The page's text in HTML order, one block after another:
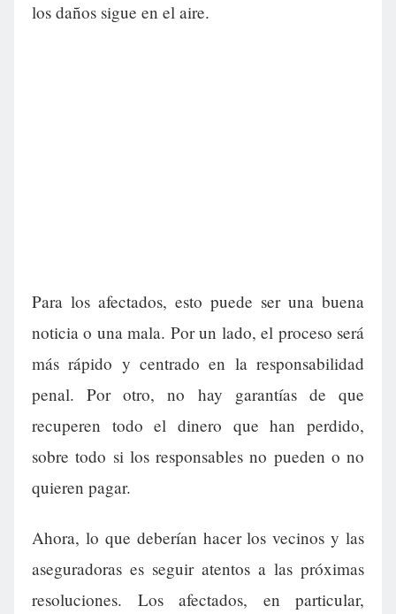
los daños sigue en el aire.
Para los afectados, esto puede ser una buena
noticia o una mala. Por un lado, el proceso será
más rápido y centrado en la responsabilidad
penal. Por otro, no hay garantías de que
recuperen todo el dinero que han perdido,
sobre todo si los responsables no pueden o no
quieren pagar.
Ahora, lo que deberían hacer los vecinos y las
aseguradoras es seguir atentos a las próximas
resoluciones. Los afectados, en particular,